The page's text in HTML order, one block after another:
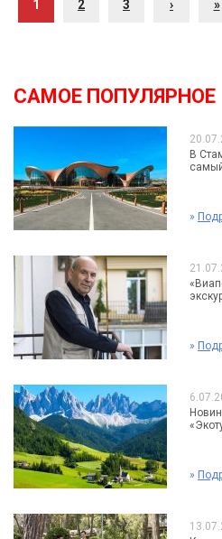
1 2 3 › »
САМОЕ ПОПУЛЯРНОЕ
В
»
»
»